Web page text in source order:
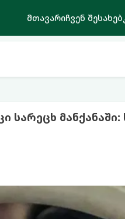
მთავარიჩვენ შესახებ